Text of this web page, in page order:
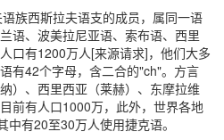
族西斯拉夫语支的成员，属同一语
语、波美拉尼亚语、索布语、西里
口有1200万人[来源请求]，他们大多
有42个字母，含二合的"ch"。方言
）、西里西亚（莱赫）、东摩拉维
前有人口1000万，此外，世界各地
有20至30万人使用捷克语。